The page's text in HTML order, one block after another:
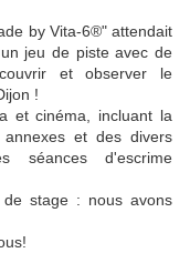
by Vita-6®" attendait
jeu de piste avec de
et observer le
!
et cinéma, incluant la
annexes et des divers
séances d'escrime
stage : nous avons